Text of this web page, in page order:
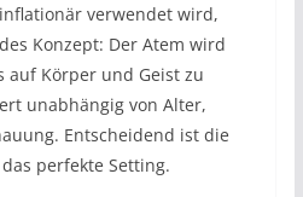
verwendet wird,
Konzept: Der Atem wird
auf Körper und Geist zu
unabhängig von Alter,
Entscheidend ist die
perfekte Setting.